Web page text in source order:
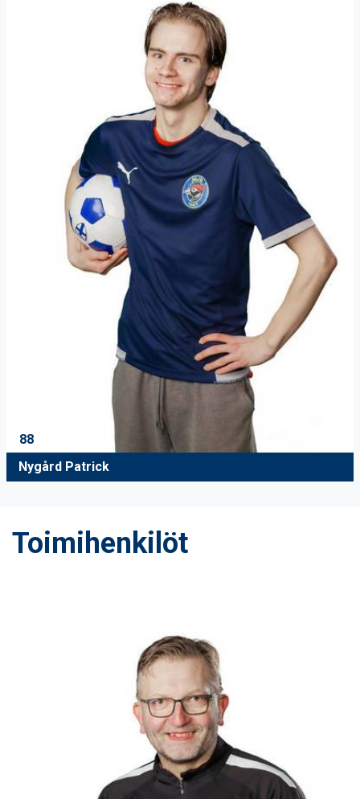
88
Nygård Patrick
Toimihenkilöt